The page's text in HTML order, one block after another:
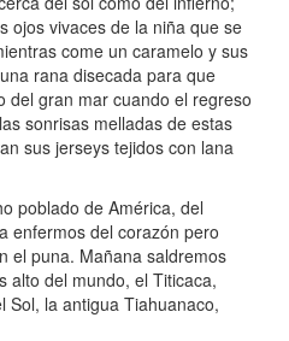
ojos vivaces de la niña que se
come un caramelo y sus
rana disecada para que
del gran mar cuando el regreso
sonrisas melladas de estas
sus jerseys tejidos con lana
poblado de América, del
enfermos del corazón pero
el puna. Mañana saldremos
alto del mundo, el Titicaca,
Sol, la antigua Tiahuanaco,